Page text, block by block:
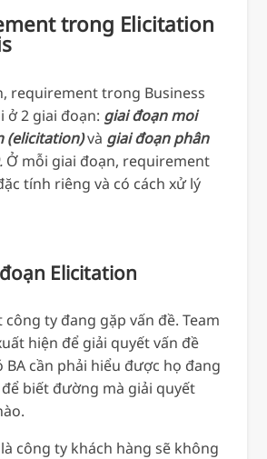
trong Elicitation
requirement trong Business
ở 2 giai đoạn: giai đoạn moi
(elicitation)và giai đoạn phân
Ở mỗi giai đoạn, requirement
tính riêng và có cách xử lý
Elicitation
công ty đang gặp vấn đề. Team
hiện để giải quyết vấn đề
BA cần phải hiểu được họ đang
biết đường mà giải quyết
công ty khách hàng sẽ không